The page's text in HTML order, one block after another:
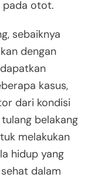
pada otot.
sebaiknya
dengan
kasus,
dari kondisi
belakang
melakukan
hidup yang
dalam